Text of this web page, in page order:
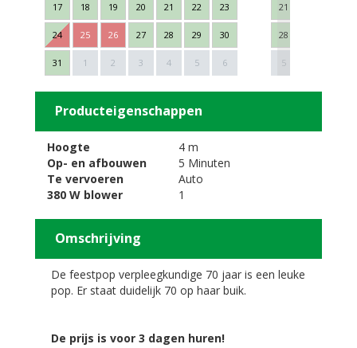
17 18 19 20 21 22 23
24 25 26 27 28 29 30
31 1 2 3 4 5 6
21
28
5
Next
Producteigenschappen
Hoogte
4 m
Op- en afbouwen
5 Minuten
Te vervoeren
Auto
380 W blower
1
Omschrijving
De feestpop verpleegkundige 70 jaar is een leuke
pop. Er staat duidelijk 70 op haar buik.
De prijs is voor 3 dagen huren!